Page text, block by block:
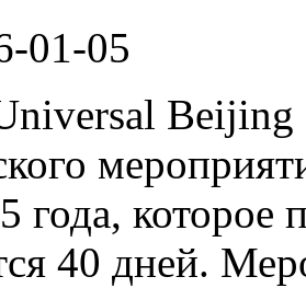
01-05
года, которое
40 дней.